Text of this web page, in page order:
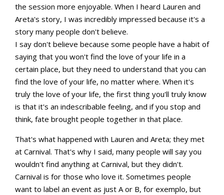
the session more enjoyable. When I heard Lauren and
Areta's story, I was incredibly impressed because it's a
story many people don't believe.
I say don't believe because some people have a habit of
saying that you won't find the love of your life in a
certain place, but they need to understand that you can
find the love of your life, no matter where. When it's
truly the love of your life, the first thing you'll truly know
is that it's an indescribable feeling, and if you stop and
think, fate brought people together in that place.
That's what happened with Lauren and Areta; they met
at Carnival. That's why I said, many people will say you
wouldn't find anything at Carnival, but they didn't.
Carnival is for those who love it. Sometimes people
want to label an event as just A or B, for exemplo, but